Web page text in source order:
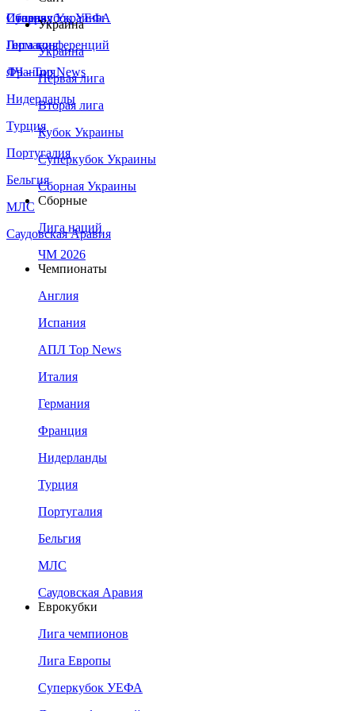
Сборная Украины
Италия
Германия
Франция
Нидерланды
Турция
Португалия
Бельгия
МЛС
Саудовская Аравия
Суперкубок УЕФА
Лига конференций
ЛЧ - Top News
Украина
Украина
Первая лига
Вторая лига
Кубок Украины
Суперкубок Украины
Сборная Украины
Сборные
Лига наций
ЧМ 2026
Чемпионаты
Англия
Испания
АПЛ Top News
Италия
Германия
Франция
Нидерланды
Турция
Португалия
Бельгия
МЛС
Саудовская Аравия
Еврокубки
Лига чемпионов
Лига Европы
Суперкубок УЕФА